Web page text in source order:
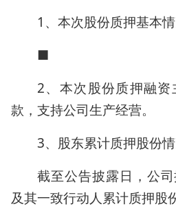
1、本次股份质押基本
■
2、本次股份质押融
款，支持公司生产经营。
3、股东累计质押股份
截至公告披露日，公
及其一致行动人累计质押股